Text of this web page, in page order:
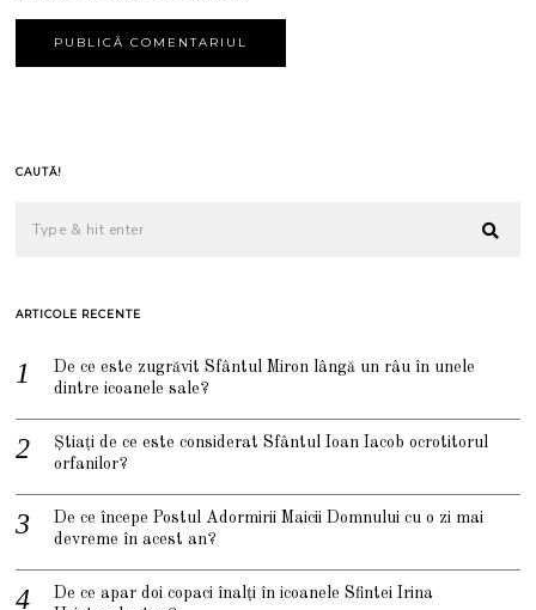
CAUTĂ!
ARTICOLE RECENTE
De ce este zugrăvit Sfântul Miron lângă un râu în unele
dintre icoanele sale?
Știați de ce este considerat Sfântul Ioan Iacob ocrotitorul
orfanilor?
De ce începe Postul Adormirii Maicii Domnului cu o zi mai
devreme în acest an?
De ce apar doi copaci înalți în icoanele Sfintei Irina